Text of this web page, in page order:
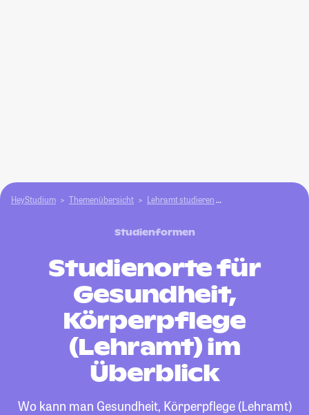
HeyStudium Themenübersicht Lehramt studieren Gesundheit,
Studienformen
Studienorte für
Gesundheit,
Körperpflege
(Lehramt) im
Überblick
Wo kann man Gesundheit, Körperpflege (Lehramt)